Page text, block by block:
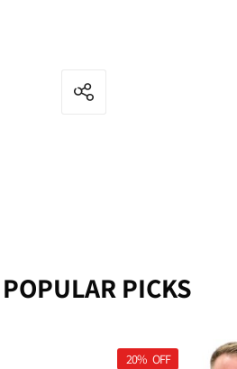
POPULAR PICKS
20% OFF